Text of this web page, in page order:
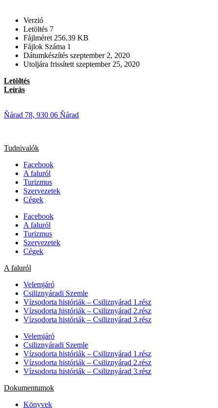
Verzió
Letöltés 7
Fájlméret 256.39 KB
Fájlok Száma 1
Dátumkészítés szeptember 2, 2020
Utoljára frissített szeptember 25, 2020
Letöltés
Leírás
Ňárad 78, 930 06 Ňárad
Tudnivalók
Facebook
A faluról
Turizmus
Szervezetek
Cégek
Facebook
A faluról
Turizmus
Szervezetek
Cégek
A faluról
Velemjáró
Csiliznyáradi Szemle
Vízsodorta históriák – Csiliznyárad 1.rész
Vízsodorta históriák – Csiliznyárad 2.rész
Vízsodorta históriák – Csiliznyárad 3.rész
Velemjáró
Csiliznyáradi Szemle
Vízsodorta históriák – Csiliznyárad 1.rész
Vízsodorta históriák – Csiliznyárad 2.rész
Vízsodorta históriák – Csiliznyárad 3.rész
Dokumentumok
Könyvek